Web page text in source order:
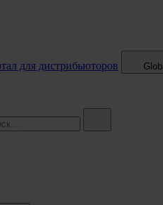
для дистрибьюторов